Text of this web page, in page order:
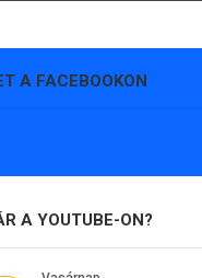
A FACEBOOKON
A YOUTUBE-ON?